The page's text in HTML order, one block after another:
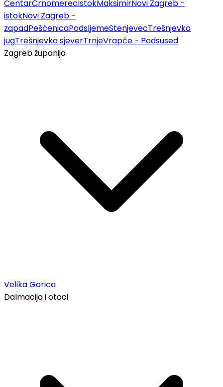
CentarČrnomerecIstokMaksimirNovi Zagreb -
istokNovi Zagreb -
zapadPešćenicaPodsljemeStenjevecTrešnjevka
jugTrešnjevka sjeverTrnjeVrapče - Podsused
Zagreb županija
Velika Gorica
Dalmacija i otoci